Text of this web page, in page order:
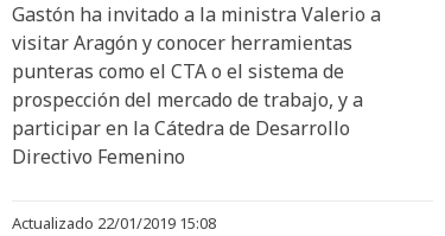
Gastón ha invitado a la ministra Valerio a
visitar Aragón y conocer herramientas
punteras como el CTA o el sistema de
prospección del mercado de trabajo, y a
participar en la Cátedra de Desarrollo
Directivo Femenino
Actualizado 22/01/2019 15:08